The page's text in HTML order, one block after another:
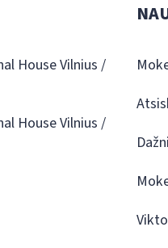
House Vilnius /
House Vilnius /